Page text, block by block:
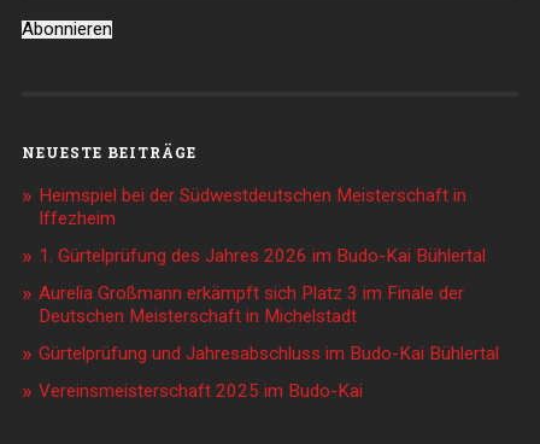
Abonnieren
NEUESTE BEITRÄGE
Heimspiel bei der Südwestdeutschen Meisterschaft in
Iffezheim
1. Gürtelprüfung des Jahres 2026 im Budo-Kai Bühlertal
Aurelia Großmann erkämpft sich Platz 3 im Finale der
Deutschen Meisterschaft in Michelstadt
Gürtelprüfung und Jahresabschluss im Budo-Kai Bühlertal
Vereinsmeisterschaft 2025 im Budo-Kai